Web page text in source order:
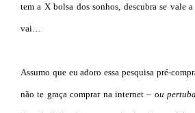
tem a X bolsa dos sonhos, descubra se vale
vai…
Assumo que eu adoro essa pesquisa pré-
não te graça comprar na internet – ou